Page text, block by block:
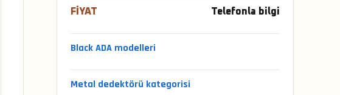
FIYAT Telefonla bilgi
Black ADA modelleri
Metal dedektörü kategorisi